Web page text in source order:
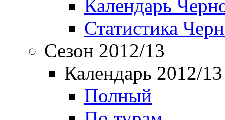
Календарь
Статистика
Сезон 2012/13
Календарь 2012/13
Полный